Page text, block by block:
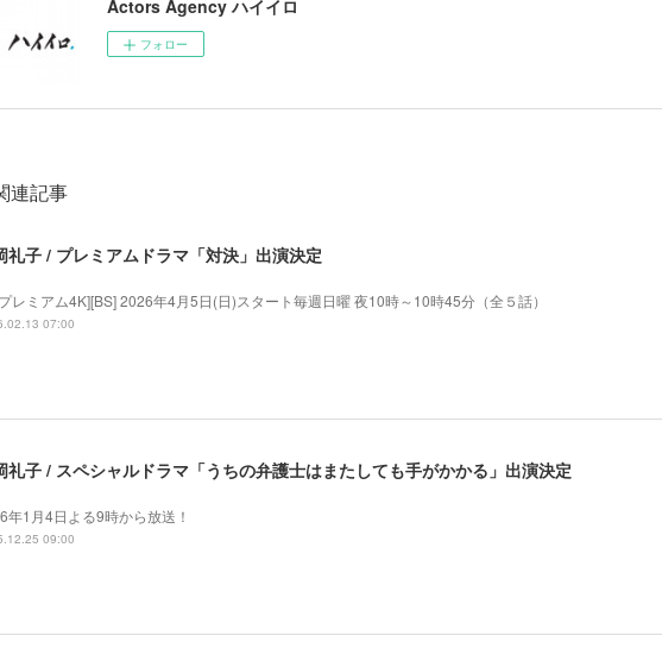
Actors Agency ハイイロ
フォロー
連記事
礼子 / プレミアムドラマ「対決」出演決定
レミアム4K][BS] 2026年4月5日(日)スタート毎週日曜 夜10時～10時45分（全５話）
07:00
礼子 / スペシャルドラマ「うちの弁護士はまたしても手がかかる」出演決定
年1月4日よる9時から放送！
09:00